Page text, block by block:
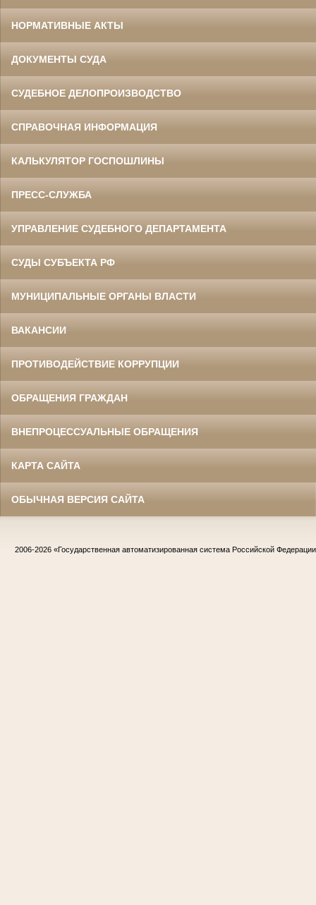
НОРМАТИВНЫЕ АКТЫ
ДОКУМЕНТЫ СУДА
СУДЕБНОЕ ДЕЛОПРОИЗВОДСТВО
СПРАВОЧНАЯ ИНФОРМАЦИЯ
КАЛЬКУЛЯТОР ГОСПОШЛИНЫ
ПРЕСС-СЛУЖБА
УПРАВЛЕНИЕ СУДЕБНОГО ДЕПАРТАМЕНТА
СУДЫ СУБЪЕКТА РФ
МУНИЦИПАЛЬНЫЕ ОРГАНЫ ВЛАСТИ
ВАКАНСИИ
ПРОТИВОДЕЙСТВИЕ КОРРУПЦИИ
ОБРАЩЕНИЯ ГРАЖДАН
ВНЕПРОЦЕССУАЛЬНЫЕ ОБРАЩЕНИЯ
КАРТА САЙТА
ОБЫЧНАЯ ВЕРСИЯ САЙТА
2006-2026 «Государственная автоматизированная система Российской